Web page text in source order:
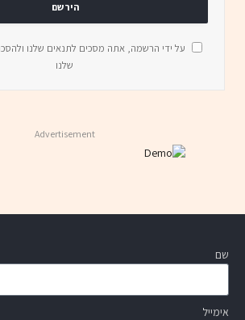
על ידי הרשמה, אתה מסכים לתנאים שלנו
שלנו
Advertisement
שם
אימייל